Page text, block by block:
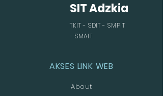
SIT Adzkia
TKIT - SDIT - SMPIT
- SMAIT
AKSES LINK WEB
About